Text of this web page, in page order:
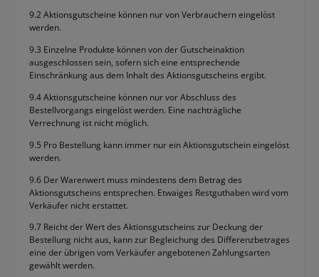
9.2 Aktionsgutscheine können nur von Verbrauchern eingelöst
werden.
9.3 Einzelne Produkte können von der Gutscheinaktion
ausgeschlossen sein, sofern sich eine entsprechende
Einschränkung aus dem Inhalt des Aktionsgutscheins ergibt.
9.4 Aktionsgutscheine können nur vor Abschluss des
Bestellvorgangs eingelöst werden. Eine nachträgliche
Verrechnung ist nicht möglich.
9.5 Pro Bestellung kann immer nur ein Aktionsgutschein eingelöst
werden.
9.6 Der Warenwert muss mindestens dem Betrag des
Aktionsgutscheins entsprechen. Etwaiges Restguthaben wird vom
Verkäufer nicht erstattet.
9.7 Reicht der Wert des Aktionsgutscheins zur Deckung der
Bestellung nicht aus, kann zur Begleichung des Differenzbetrages
eine der übrigen vom Verkäufer angebotenen Zahlungsarten
gewählt werden.